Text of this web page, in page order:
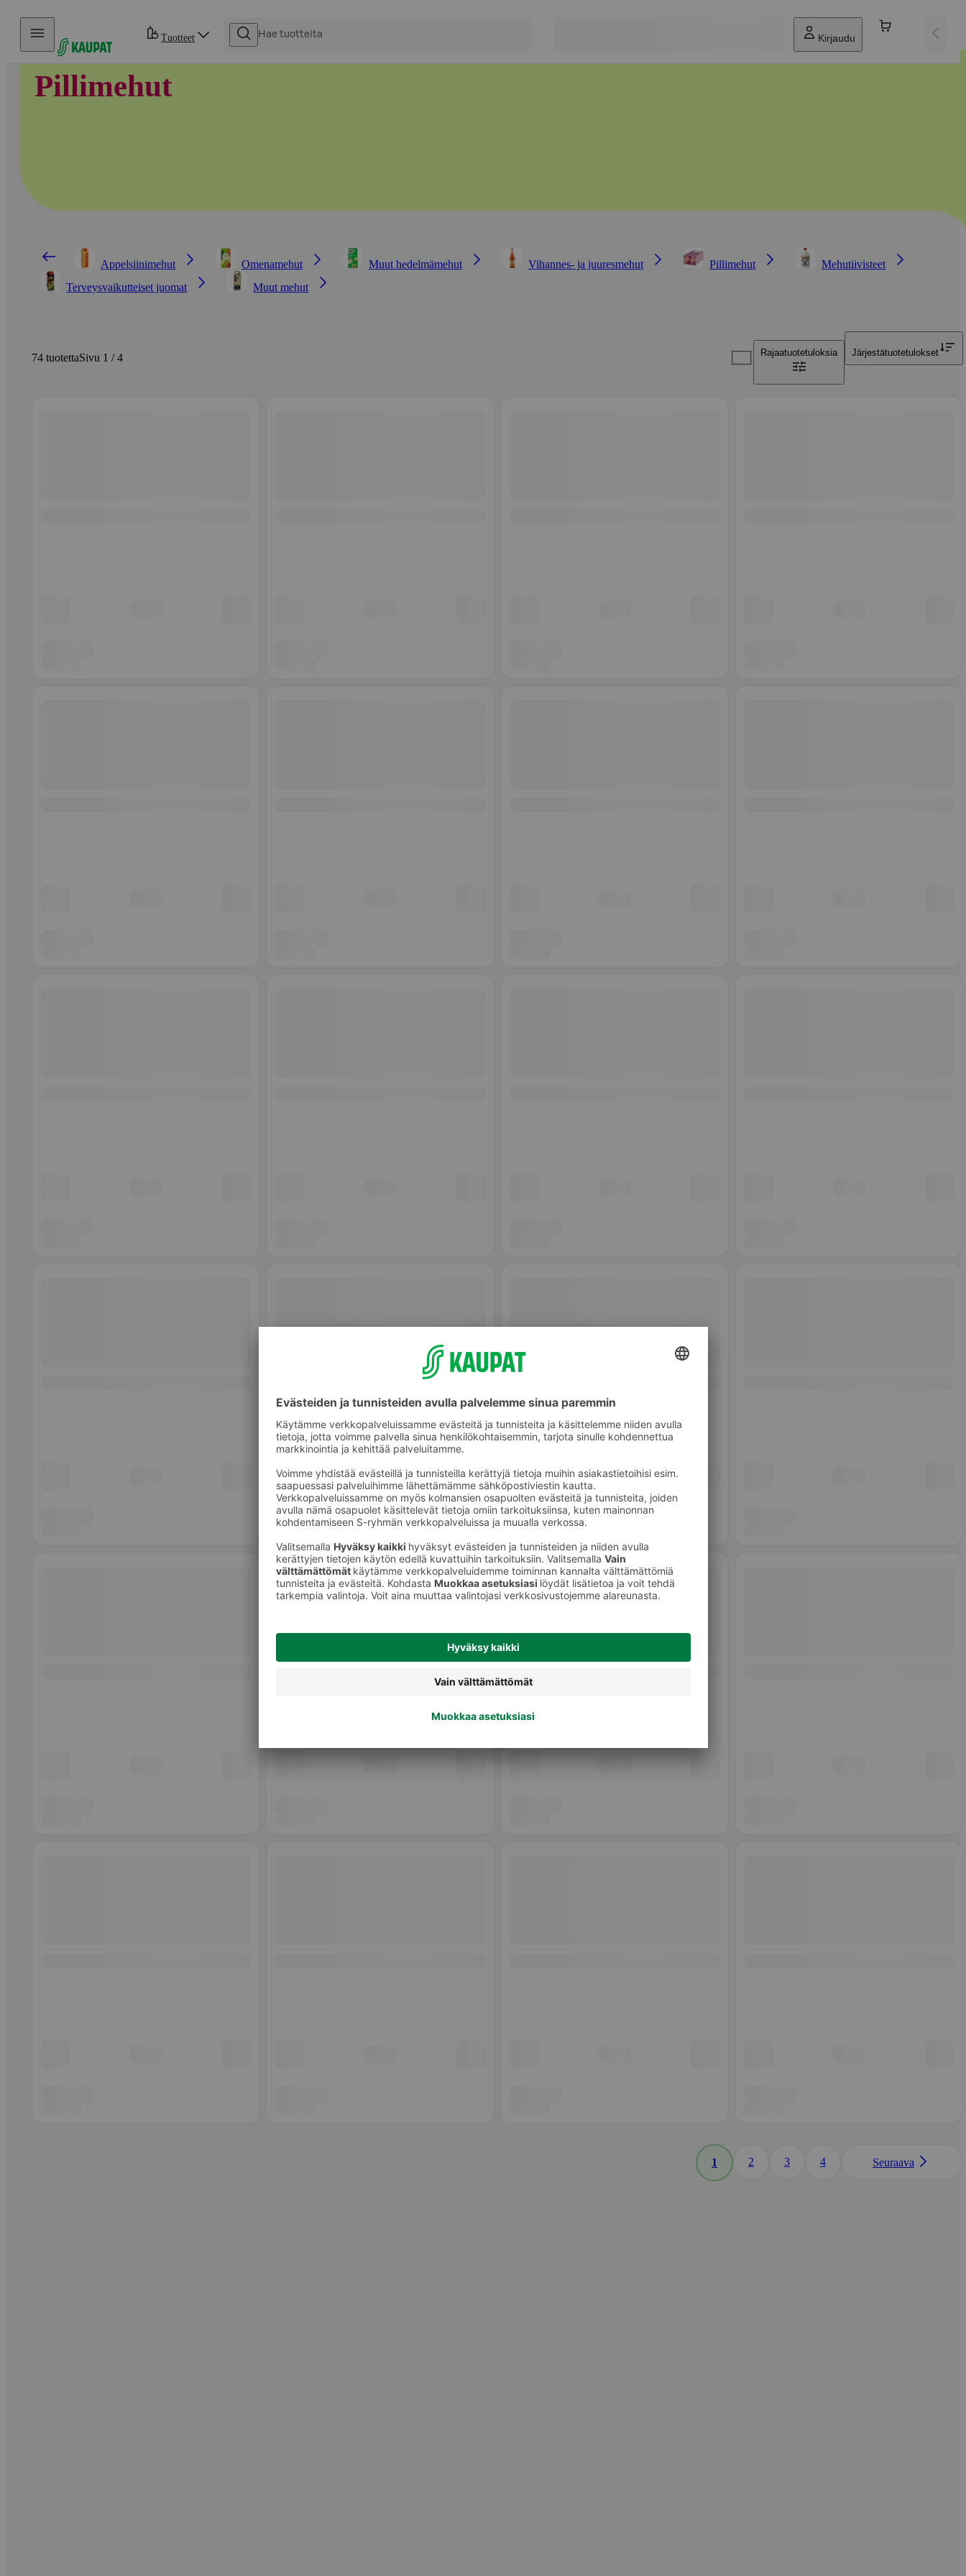
Hyppää sisältöön
Tuotteet Kirjaudu
Pillimehut
Appelsiinimehut Omenamehut Muut hedelmämehut Vihannes- ja juuresmehut Pillimehut
Mehutiivisteet
Terveysvaikutteiset juomat
Muut mehut
74 tuotettaSivu 1 / 4 Rajaatuotetuloksia Järjestätuotetulokset
1 2 3 4 Seuraava